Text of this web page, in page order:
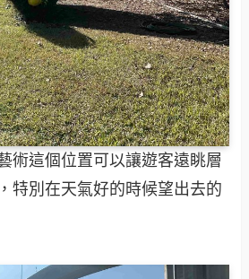
術這個位置可以讓遊客遠眺層
特別在天氣好的時候望出去的